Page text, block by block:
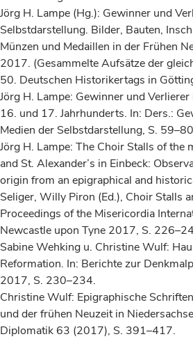
Jörg H. Lampe (Hg.): Gewinner und
Selbstdarstellung. Bilder, Bauten,
Münzen und Medaillen in der Frühen
2017. (Gesammelte Aufsätze der
50. Deutschen Historikertags in
Jörg H. Lampe: Gewinner und
16. und 17. Jahrhunderts. In: Ders.:
Medien der Selbstdarstellung, S.
Jörg H. Lampe: The Choir Stalls of the
and St. Alexander’s in Einbeck:
origin from an epigraphical and
Seliger, Willy Piron (Ed.), Choir Stalls
Proceedings of the Misericordia
Newcastle upon Tyne 2017, S.
Sabine Wehking u. Christine Wulf:
Reformation. In: Berichte zur
2017, S. 230–234.
Christine Wulf: Epigraphische
und der frühen Neuzeit in
Diplomatik 63 (2017), S. 391–417.